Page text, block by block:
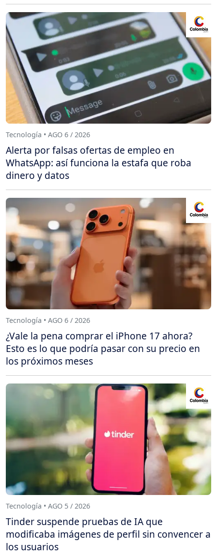
Tecnología • AGO 6 / 2026
Alerta por falsas ofertas de empleo en
WhatsApp: así funciona la estafa que roba
dinero y datos
Tecnología • AGO 6 / 2026
¿Vale la pena comprar el iPhone 17 ahora?
Esto es lo que podría pasar con su precio en
los próximos meses
Tecnología • AGO 5 / 2026
Tinder suspende pruebas de IA que
modificaba imágenes de perfil sin convencer a
los usuarios